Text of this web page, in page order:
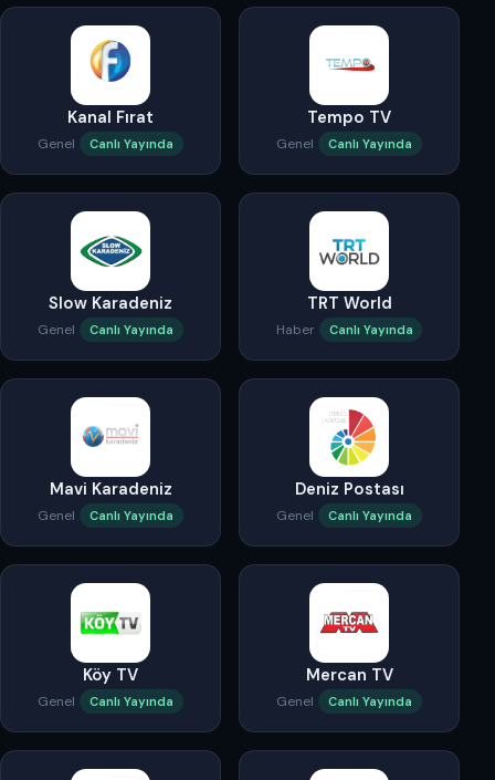
Kanal Fırat
Genel Canlı Yayında
Tempo TV
Genel Canlı Yayında
Slow Karadeniz
Genel Canlı Yayında
TRT World
Haber Canlı Yayında
Mavi Karadeniz
Genel Canlı Yayında
Deniz Postası
Genel Canlı Yayında
Köy TV
Genel Canlı Yayında
Mercan TV
Genel Canlı Yayında